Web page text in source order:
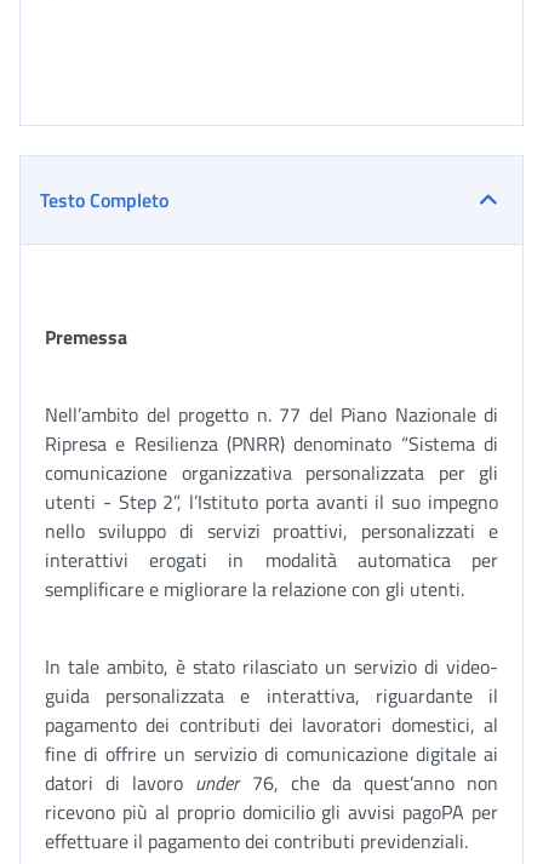
Testo Completo
Premessa
Nell’ambito del progetto n. 77 del Piano Nazionale di
Ripresa e Resilienza (PNRR) denominato “Sistema di
comunicazione organizzativa personalizzata per gli
utenti - Step 2”, l’Istituto porta avanti il suo impegno
nello sviluppo di servizi proattivi, personalizzati e
interattivi erogati in modalità automatica per
semplificare e migliorare la relazione con gli utenti.
In tale ambito, è stato rilasciato un servizio di video-
guida personalizzata e interattiva, riguardante il
pagamento dei contributi dei lavoratori domestici, al
fine di offrire un servizio di comunicazione digitale ai
datori di lavoro under76, che da quest’anno non
ricevono più al proprio domicilio gli avvisi pagoPA per
effettuare il pagamento dei contributi previdenziali.